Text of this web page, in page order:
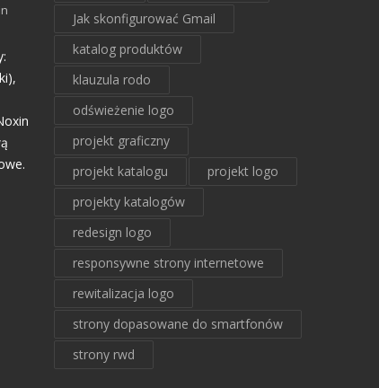
in
Jak skonfigurować Gmail
katalog produktów
klauzula rodo
odświeżenie logo
projekt graficzny
projekt katalogu
projekt logo
projekty katalogów
redesign logo
responsywne strony internetowe
rewitalizacja logo
strony dopasowane do smartfonów
strony rwd